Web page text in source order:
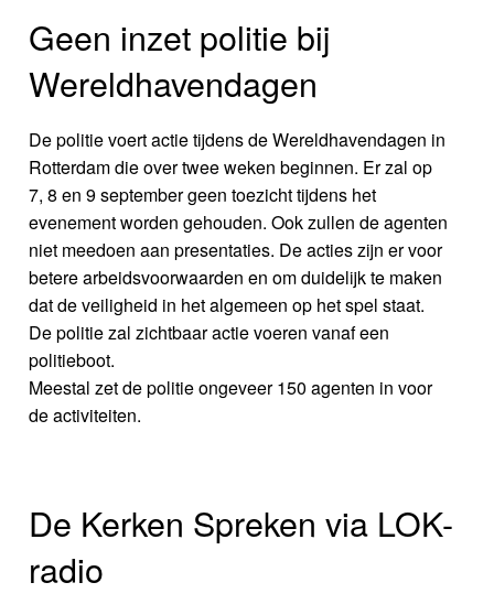
Geen inzet politie bij
Wereldhavendagen
De politie voert actie tijdens de Wereldhavendagen in
Rotterdam die over twee weken beginnen. Er zal op
7, 8 en 9 september geen toezicht tijdens het
evenement worden gehouden. Ook zullen de agenten
niet meedoen aan presentaties. De acties zijn er voor
betere arbeidsvoorwaarden en om duidelijk te maken
dat de veiligheid in het algemeen op het spel staat.
De politie zal zichtbaar actie voeren vanaf een
politieboot.
Meestal zet de politie ongeveer 150 agenten in voor
de activiteiten.
De Kerken Spreken via LOK-
radio